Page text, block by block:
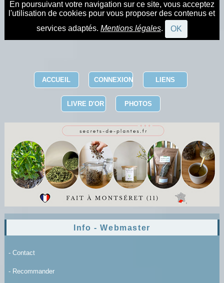
En poursuivant votre navigation sur ce site, vous acceptez
l'utilisation de cookies pour vous proposer des contenus et
services adaptés. Mentions légales. OK
ACCUEIL CONNEXION LIENS
LIVRE D'OR PHOTOS
Info - Webmaster
- Contact
- Recommander